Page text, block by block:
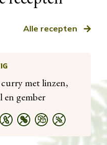
Alle recepten
met linzen,
en gember